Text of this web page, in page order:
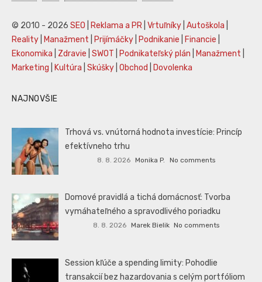
© 2010 - 2026 SEO Reklama a PR Vrtuľníky Autoškola
Reality
Manažment Prijímáčky Podnikanie Financie
Ekonomika
Zdravie SWOT Podnikateľský plán Manažment
Marketing
Kultúra Skúšky Obchod Dovolenka
NAJNOVŠIE
Trhová vs. vnútorná hodnota investície: Princíp
efektívneho trhu
8. 8. 2026 Monika P. No comments
Domové pravidlá a tichá domácnosť: Tvorba
vymáhateľného a spravodlivého poriadku
8. 8. 2026 Marek Bielik No comments
Session kľúče a spending limity: Pohodlie
transakcií bez hazardovania s celým portfóliom